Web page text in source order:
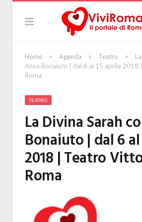
Home » Agenda » Teatro »
Anna Bonaiuto | dal 6 al 15 aprile
Roma
TEATRO
La Divina Sarah
Bonaiuto | dal 6
2018 | Teatro
Roma